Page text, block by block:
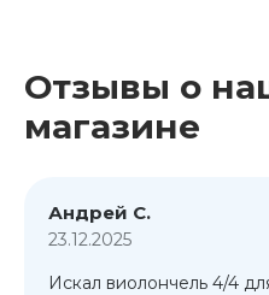
Отзывы о
магазине
Андрей С.
23.12.2025
Искал виолончель 4/4